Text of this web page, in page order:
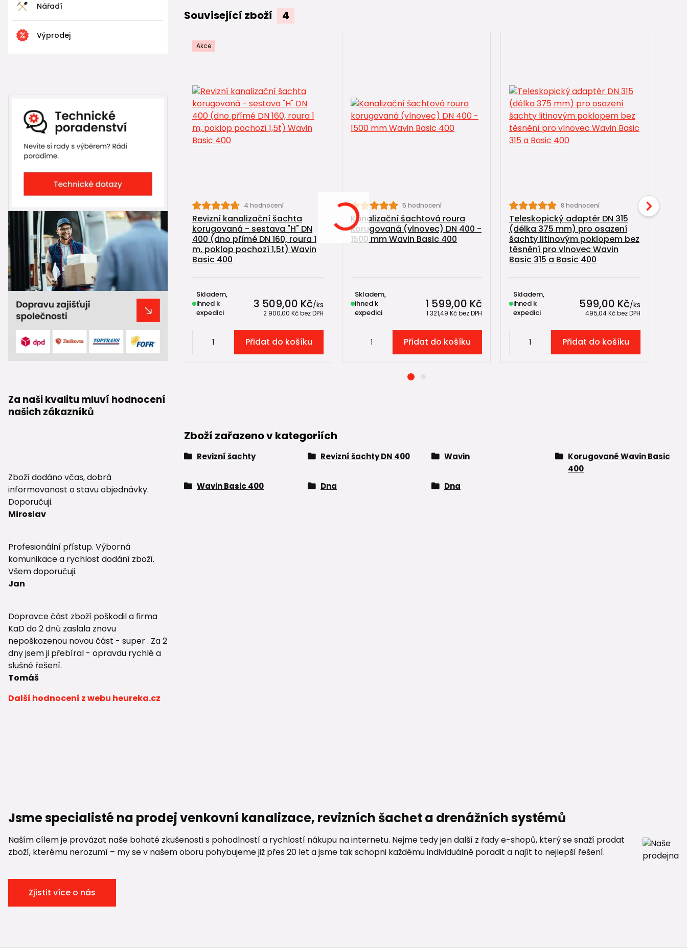
Nářadí
Výprodej
Za naši kvalitu mluví hodnocení
našich zákazníků
Zboží dodáno včas, dobrá
informovanost o stavu objednávky.
Doporučuji.
Miroslav
Profesionální přístup. Výborná
komunikace a rychlost dodání zboží.
Všem doporučuji.
Jan
Dopravce část zboží poškodil a firma
KaD do 2 dnů zaslala znovu
nepoškozenou novou část - super . Za 2
dny jsem ji přebíral - opravdu rychlé a
slušné řešení.
Tomáš
Další hodnocení z webu heureka.cz
Související zboží 4
Akce
4 hodnocení
Revizní kanalizační šachta
korugovaná - sestava "H" DN
400 (dno přímé DN 160, roura 1
m, poklop pochozí 1,5t) Wavin
Basic 400
3 509,00 Kč/ks
2 900,00 Kčbez DPH
Skladem,
ihned k
expedici
Přidat do košíku
5 hodnocení
Kanalizační šachtová roura
korugovaná (vlnovec) DN 400 -
1500 mm Wavin Basic 400
1 599,00 Kč
1 321,49 Kčbez DPH
Skladem,
ihned k
expedici
Přidat do košíku
8 hodnocení
Teleskopický adaptér DN 315
(délka 375 mm) pro osazení
šachty litinovým poklopem bez
těsnění pro vlnovec Wavin
Basic 315 a Basic 400
599,00 Kč/ks
495,04 Kčbez DPH
Skladem,
ihned k
expedici
Přidat do košíku
Zboží zařazeno v kategoriích
Revizní šachty Revizní šachty DN 400 Wavin
Korugované Wavin Basic
400
Wavin Basic 400
Dna Dna
Jsme specialisté na prodej venkovní kanalizace, revizních šachet a drenážních systémů
Naším cílem je provázat naše bohaté zkušenosti s pohodlností a rychlostí nákupu na internetu. Nejme tedy jen další z řady e-shopů, který se snaží prodat
zboží, kterému nerozumí – my se v našem oboru pohybujeme již přes 20 let a jsme tak schopni každému individuálně poradit a najít to nejlepší řešení.
Zjistit více o nás